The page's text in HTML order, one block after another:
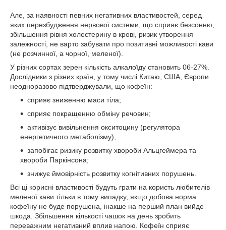
Але, за наявності певних негативних властивостей, серед
яких перезбудження нервової системи, що сприяє безсонню,
збільшення рівня холестерину в крові, ризик утворення
залежності, не варто забувати про позитивні можливості кави
(не розчинної, а чорної, меленої).
У різних сортах зерен кількість алкалоїду становить 06-27%.
Дослідники з різних країн, у тому числі Китаю, США, Європи
неодноразово підтверджували, що кофеїн:
сприяє зниженню маси тіла;
сприяє покращенню обміну речовин;
активізує вивільнення окситоцину (регулятора
енергетичного метаболізму);
запобігає ризику розвитку хвороби Альцгеймера та
хвороби Паркінсона;
знижує ймовірність розвитку когнітивних порушень.
Всі ці корисні властивості будуть грати на користь любителів
меленої кави тільки в тому випадку, якщо добова норма
кофеїну не буде порушена, інакше на перший план вийде
шкода. Збільшення кількості чашок на день зробить
переважним негативний вплив напою. Кофеїн сприяє